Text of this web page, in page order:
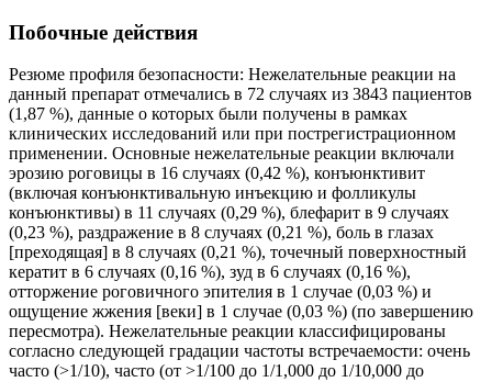
Побочные действия
Резюме профиля безопасности: Нежелательные реакции на
данный препарат отмечались в 72 случаях из 3843 пациентов
(1,87 %), данные о которых были получены в рамках
клинических исследований или при пострегистрационном
применении. Основные нежелательные реакции включали
эрозию роговицы в 16 случаях (0,42 %), конъюнктивит
(включая конъюнктивальную инъекцию и фолликулы
конъюнктивы) в 11 случаях (0,29 %), блефарит в 9 случаях
(0,23 %), раздражение в 8 случаях (0,21 %), боль в глазах
[преходящая] в 8 случаях (0,21 %), точечный поверхностный
кератит в 6 случаях (0,16 %), зуд в 6 случаях (0,16 %),
отторжение роговичного эпителия в 1 случае (0,03 %) и
ощущение жжения [веки] в 1 случае (0,03 %) (по завершению
пересмотра). Нежелательные реакции классифицированы
согласно следующей градации частоты встречаемости: очень
часто (>1/10), часто (от >1/100 до 1/1,000 до 1/10,000 до